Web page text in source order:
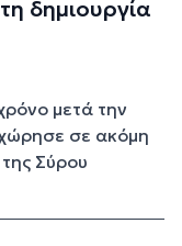
δημιουργία
μετά την
σε ακόμη
Σύρου